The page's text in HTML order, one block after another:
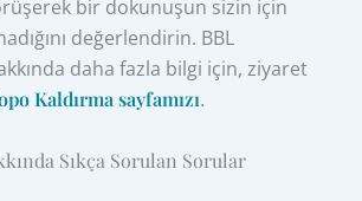
bir dokunuşun sizin için
değerlendirin. BBL
daha fazla bilgi için, ziyaret
Kaldırma sayfamızı.
Sıkça Sorulan Sorular